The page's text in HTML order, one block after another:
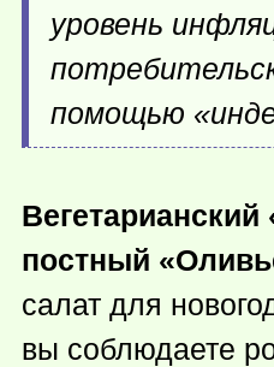
уровень
помощью
постный
салат для
вы соблюдаете